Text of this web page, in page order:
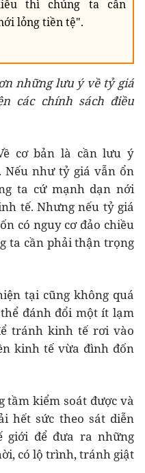
thì chúng ta cần
lỏng tiền tệ".
những lưu ý về tỷ giá
các chính sách điều
cơ bản là cần lưu ý
Nếu như tỷ giá vẫn ổn
ta cứ mạnh dạn nới
tế. Nhưng nếu tỷ giá
có nguy cơ đảo chiều
ta cần phải thận trọng
tại cũng không quá
đánh đổi một ít lạm
tránh kinh tế rơi vào
kinh tế vừa đình đốn
tầm kiểm soát được và
hết sức theo sát diễn
giới để đưa ra những
có lộ trình, tránh giật